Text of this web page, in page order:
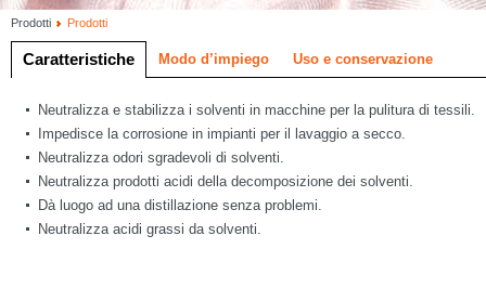
Prodotti Prodotti
Caratteristiche Modo d’impiego Uso e conservazione
Neutralizza e stabilizza i solventi in macchine per la pulitura di tessili.
Impedisce la corrosione in impianti per il lavaggio a secco.
Neutralizza odori sgradevoli di solventi.
Neutralizza prodotti acidi della decomposizione dei solventi.
Dà luogo ad una distillazione senza problemi.
Neutralizza acidi grassi da solventi.